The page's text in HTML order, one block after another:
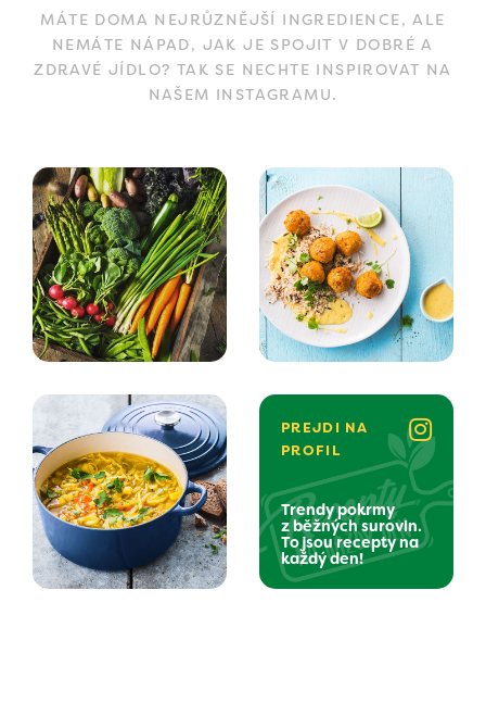
MÁTE DOMA NEJRŮZNĚJŠÍ INGREDIENCE, ALE
NEMÁTE NÁPAD, JAK JE SPOJIT V DOBRÉ A
ZDRAVÉ JÍDLO? TAK SE NECHTE INSPIROVAT NA
NAŠEM INSTAGRAMU.
PREJDI NA
PROFIL
Trendy pokrmy
z běžných surovin.
To jsou recepty na
každý den!